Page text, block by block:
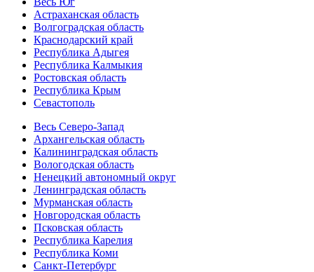
Астраханская область
Волгоградская область
Краснодарский край
Республика Адыгея
Республика Калмыкия
Ростовская область
Республика Крым
Севастополь
Весь Северо-Запад
Архангельская область
Калининградская область
Вологодская область
Ненецкий автономный округ
Ленинградская область
Мурманская область
Новгородская область
Псковская область
Республика Карелия
Республика Коми
Санкт-Петербург